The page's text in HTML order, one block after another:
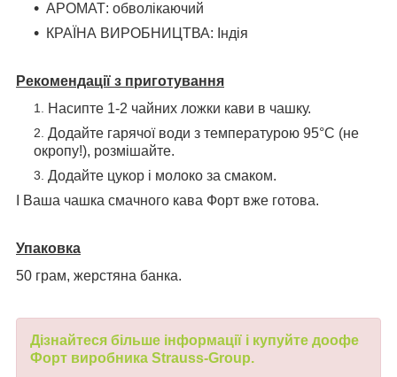
АРОМАТ: обволікаючий
КРАЇНА ВИРОБНИЦТВА: Індія
Рекомендації з приготування
Насипте 1-2 чайних ложки кави в чашку.
Додайте гарячої води з температурою 95°C (не
окропу!), розмішайте.
Додайте цукор і молоко за смаком.
І Ваша чашка смачного кава Форт вже готова.
Упаковка
50 грам, жерстяна банка.
Дізнайтеся більше інформації і купуйте доофе
Форт виробника Strauss-Group.